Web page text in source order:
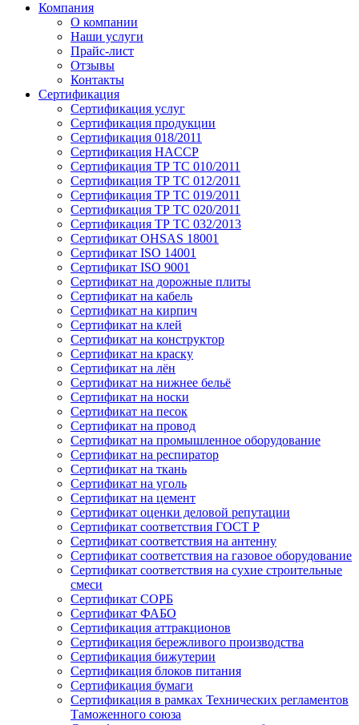
Компания
О компании
Наши услуги
Прайс-лист
Отзывы
Контакты
Сертификация
Сертификация услуг
Сертификация продукции
Сертификация 018/2011
Сертификация HACCP
Сертификация ТР ТС 010/2011
Сертификация ТР ТС 012/2011
Сертификация ТР ТС 019/2011
Сертификация ТР ТС 020/2011
Сертификация ТР ТС 032/2013
Сертификат OHSAS 18001
Сертификат ISO 14001
Сертификат ISO 9001
Сертификат на дорожные плиты
Сертификат на кабель
Сертификат на кирпич
Сертификат на клей
Сертификат на конструктор
Сертификат на краску
Сертификат на лён
Сертификат на нижнее бельё
Сертификат на носки
Сертификат на песок
Сертификат на провод
Сертификат на промышленное оборудование
Сертификат на респиратор
Сертификат на ткань
Сертификат на уголь
Сертификат на цемент
Сертификат оценки деловой репутации
Сертификат соответствия ГОСТ Р
Сертификат соответствия на антенну
Сертификат соответствия на газовое оборудование
Сертификат соответствия на сухие строительные
смеси
Сертификат СОРБ
Сертификат ФАБО
Сертификация аттракционов
Сертификация бережливого производства
Сертификация бижутерии
Сертификация блоков питания
Сертификация бумаги
Сертификация в рамках Технических регламентов
Таможенного союза